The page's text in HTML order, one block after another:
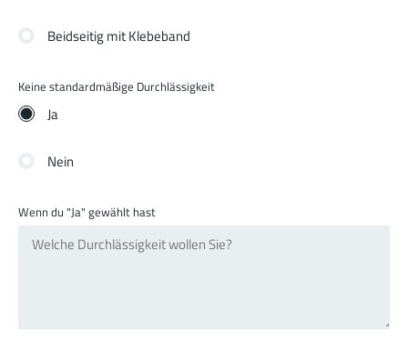
Beidseitig mit Klebeband
Keine standardmäßige Durchlässigkeit
Ja
Nein
Wenn du "Ja" gewählt hast